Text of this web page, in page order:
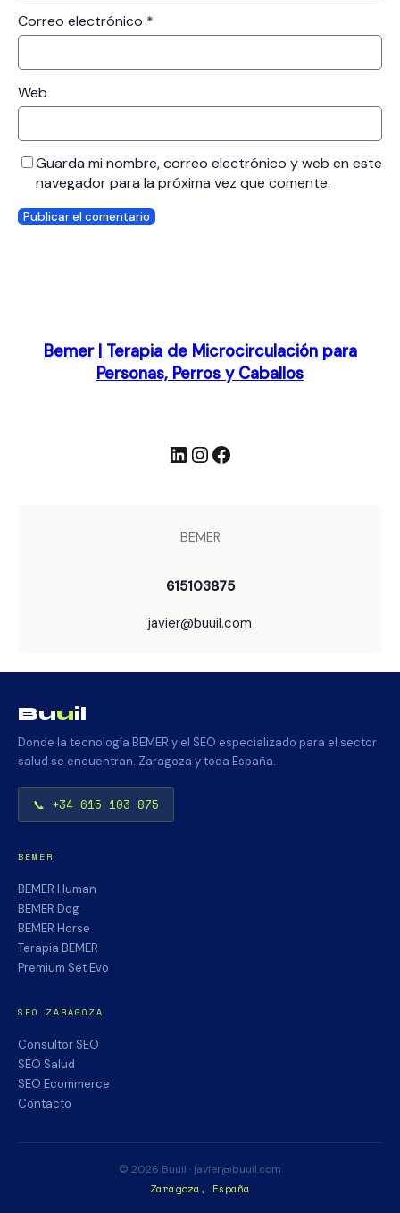
Correo electrónico *
Web
Guarda mi nombre, correo electrónico y web en este
navegador para la próxima vez que comente.
Bemer | Terapia de Microcirculación para
Personas, Perros y Caballos
LinkedIn InstagramFacebook
BEMER
615103875
javier@buuil.com
Buuil
Donde la tecnología BEMER y el SEO especializado para el sector
salud se encuentran. Zaragoza y toda España.
📞 +34 615 103 875
BEMER
BEMER Human
BEMER Dog
BEMER Horse
Terapia BEMER
Premium Set Evo
SEO ZARAGOZA
Consultor SEO
SEO Salud
SEO Ecommerce
Contacto
© 2026 Buuil · javier@buuil.com
Zaragoza, España